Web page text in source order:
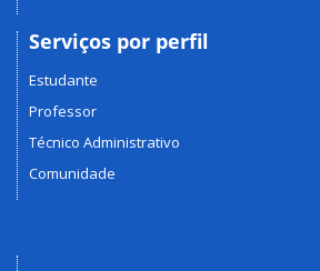
Serviços por perfil
Estudante
Professor
Técnico Administrativo
Comunidade